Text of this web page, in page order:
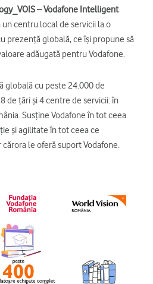
– Vodafone Intelligent
centru local de servicii la o
prezență globală, ce își propune să
adăugată pentru Vodafone.
globală cu peste 24.000 de
de țări și 4 centre de servicii: în
Susține Vodafone în tot ceea
și agilitate în tot ceea ce
le oferă suport Vodafone.